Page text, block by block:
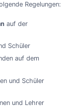
Regelungen:
auf der
Schüler
auf dem
und Schüler
und Lehrer